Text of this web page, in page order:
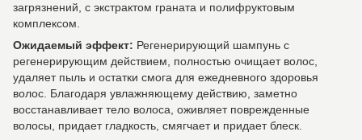
загрязнений, с экстрактом граната и полифруктовым
комплексом.
Ожидаемый эффект: Регенерирующий шампунь с
регенерирующим действием, полностью очищает волос,
удаляет пыль и остатки смога для ежедневного здоровья
волос. Благодаря увлажняющему действию, заметно
восстанавливает тело волоса, оживляет поврежденные
волосы, придает гладкость, смягчает и придает блеск.